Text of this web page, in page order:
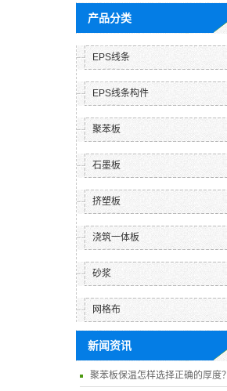
产品分类
EPS线条
EPS线条构件
聚苯板
石墨板
挤塑板
浇筑一体板
砂浆
网格布
新闻资讯
聚苯板保温怎样选择正确的厚度？